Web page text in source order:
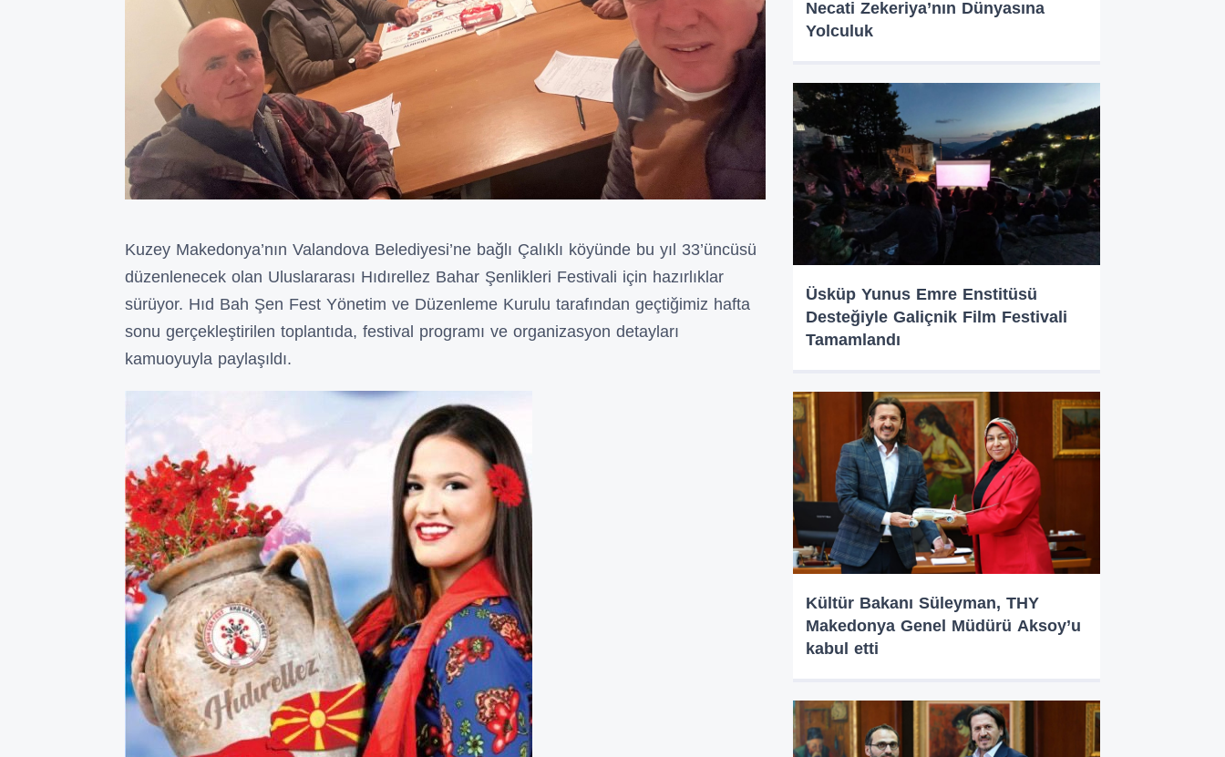
Kuzey Makedonya’nın Valandova Belediyesi’ne bağlı Çalıklı köyünde bu yıl 33’üncüsü
düzenlenecek olan Uluslararası Hıdırellez Bahar Şenlikleri Festivali için hazırlıklar
sürüyor. Hıd Bah Şen Fest Yönetim ve Düzenleme Kurulu tarafından geçtiğimiz hafta
sonu gerçekleştirilen toplantıda, festival programı ve organizasyon detayları
kamuoyuyla paylaşıldı.
Necati Zekeriya’nın Dünyasına
Yolculuk
Üsküp Yunus Emre Enstitüsü
Desteğiyle Galiçnik Film Festivali
Tamamlandı
Kültür Bakanı Süleyman, THY
Makedonya Genel Müdürü Aksoy’u
kabul etti